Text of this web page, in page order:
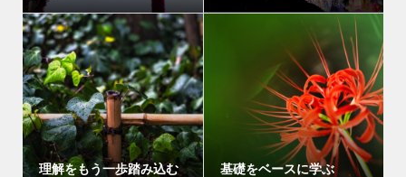
理解をもう一歩踏み込む 基礎をベースに学ぶ